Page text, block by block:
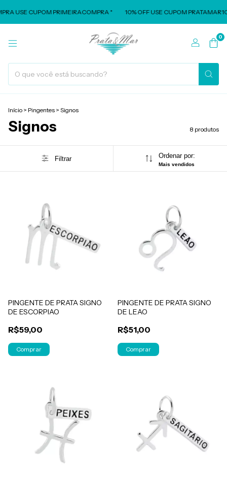
USE CUPOM PRIMEIRACOMPRA * 10% OFF USE CUPOM PRATAMAR10
0
Início > Pingentes > Signos
Signos 8 produtos
Filtrar Ordenar por:
Mais vendidos
PINGENTE DE PRATA SIGNO
DE ESCORPIAO
R$59,00
PINGENTE DE PRATA SIGNO
DE LEAO
R$51,00